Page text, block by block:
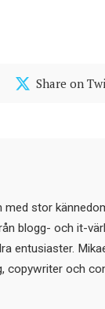
Share on
stor
blogg- och it-
entusiaster.
och